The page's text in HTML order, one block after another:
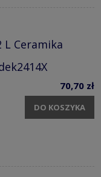
L Ceramika
70,70 zł
DO KOSZYKA